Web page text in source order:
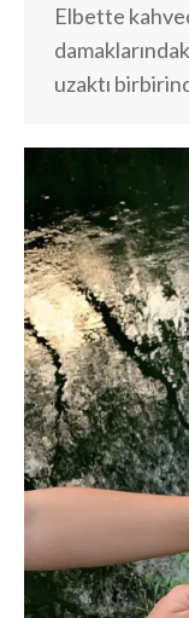
Elbette
uzaktı